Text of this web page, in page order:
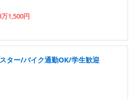
1,500円
ター/バイク通勤OK/学生歓迎